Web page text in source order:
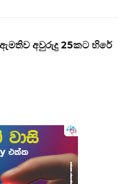
අවුරුදු 25කට හිරේ